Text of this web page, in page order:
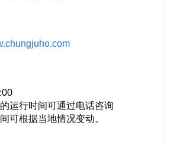
运行时间可通过电话咨询
可根据当地情况变动。